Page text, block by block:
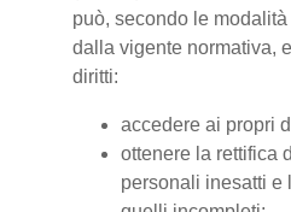
può, secondo le
dalla vigente normativa,
diritti:
accedere ai propri
ottenere la rettifica
personali inesatti e